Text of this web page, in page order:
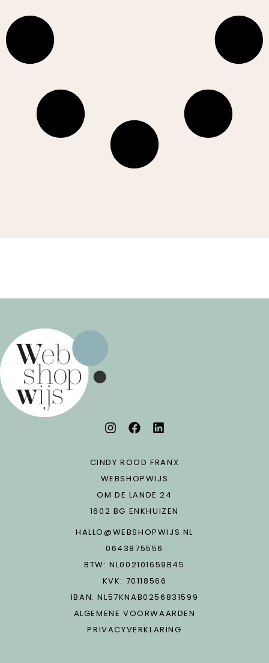
CINDY ROOD FRANX
WEBSHOPWIJS
OM DE LANDE 24
1602 BG ENKHUIZEN
HALLO@WEBSHOPWIJS.NL
0643875556
BTW: NL002101659B45
KVK: 70118566
IBAN: NL57KNAB0256831599
ALGEMENE VOORWAARDEN
PRIVACYVERKLARING